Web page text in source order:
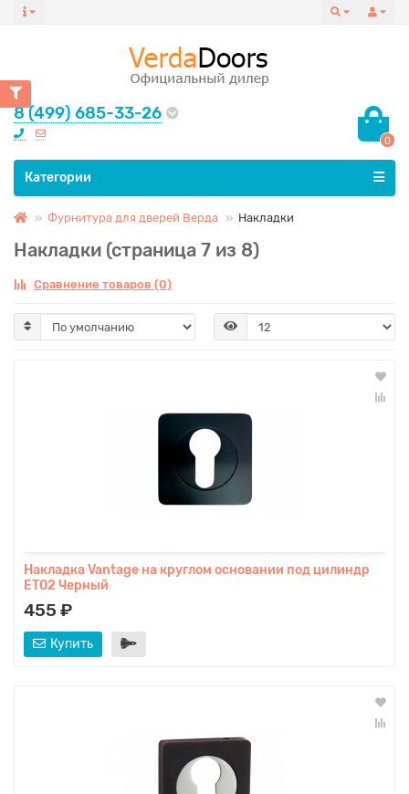
8 (499) 685-33-26
0
Все категории
Категории
Фурнитура для дверей Верда Накладки
Накладки (страница 7 из 8)
Сравнение товаров (0)
Накладка Vantage на круглом основании под цилиндр
ET02 Черный
455 ₽
Купить